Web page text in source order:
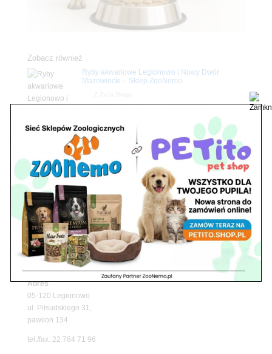
Zobacz również
Ryby akwariowe Legionowo i Nowy Dwór
Mazowiecki – Sklep ZooNemo
Z Życia Sklepu
rośliny akwariowe w ZooNemo – Legionowo i
Nowy Dwór Mazowiecki
Upały wracają! Zadbaj o komfort swojego pupila
z matami chłodzącymi ZooNemo
Z Życia Sklepu
Petito Pet Shop – Internetowy Sklep Zoologiczny
Online! Wszystko Dla Twojego Pupila | ZooNemo
Adres
05-120 Legionowo
ul. Piłsudskiego 31,
pawilon 134
tel./fax. 22 784 71 96